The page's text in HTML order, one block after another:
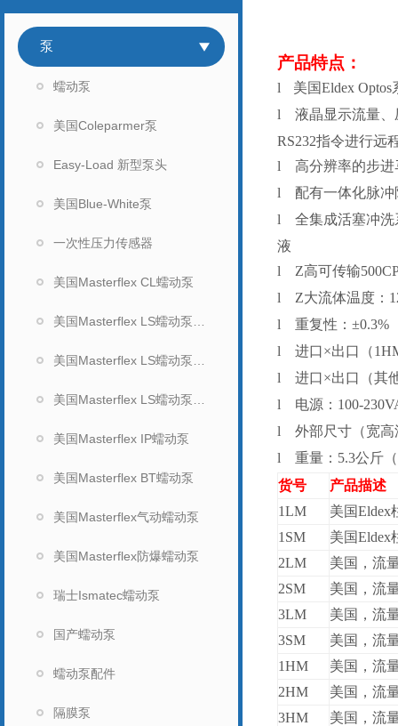
泵
蠕动泵
美国Coleparmer泵
Easy-Load 新型泵头
美国Blue-White泵
一次性压力传感器
美国Masterflex CL蠕动泵
美国Masterflex IP蠕动泵
美国Masterflex BT蠕动泵
美国Masterflex气动蠕动泵
美国Masterflex防爆蠕动泵
瑞士Ismatec蠕动泵
国产蠕动泵
蠕动泵配件
隔膜泵
产品特点：
l
美国Eldex
l
液晶显示流量、
RS232指令进行远
l
高分辨率的步
l
配有一体化脉
l
全集成活塞冲
液
l
Z高可传输
l
Z大流体温度：
l
重复性：±0.3%
l
进口×出口（
l
进口×出口（其
l
电源：100-
l
外部尺寸（宽高
l
重量：5.3公斤
货号
产品描述
1LM
美国Eldex
1SM
美国Eldex
2LM
美国，流
2SM
美国，流
3LM
美国，流
3SM
美国，流
1HM
美国，流
2HM
美国，流
3HM
美国，流